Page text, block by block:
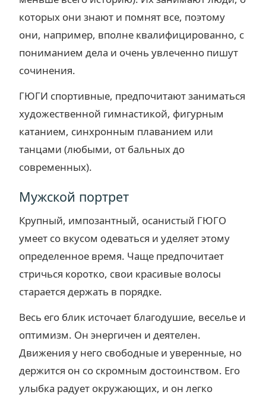
которых они знают и помнят все, поэтому
они, например, вполне квалифицированно, с
пониманием дела и очень увлеченно пишут
сочинения.
ГЮГИ спортивные, предпочитают заниматься
художественной гимнастикой, фигурным
катанием, синхронным плаванием или
танцами (любыми, от бальных до
современных).
Мужской портрет
Крупный, импозантный, осанистый ГЮГО
умеет со вкусом одеваться и уделяет этому
определенное время. Чаще предпочитает
стричься коротко, свои красивые волосы
старается держать в порядке.
Весь его блик источает благодушие, веселье и
оптимизм. Он энергичен и деятелен.
Движения у него свободные и уверенные, но
держится он со скромным достоинством. Его
улыбка радует окружающих, и он легко